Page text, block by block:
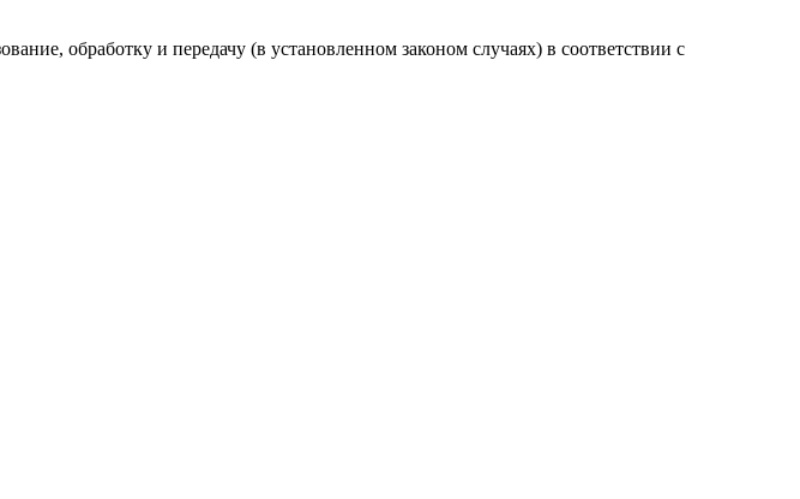
обработку и передачу (в установленном законом случаях) в соответствии с